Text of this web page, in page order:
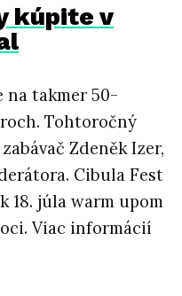
kúpite v
na takmer 50-
Tohtoročný
Zdeněk Izer,
Cibula Fest
18. júla warm upom
Viac informácií